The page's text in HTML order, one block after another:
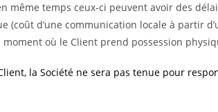
même temps ceux-ci peuvent avoir des
d’une communication locale à partir
où le Client prend possession
la Société ne sera pas tenue pour